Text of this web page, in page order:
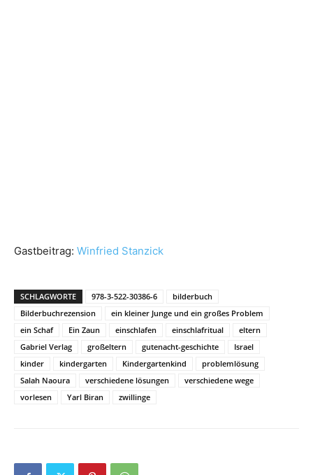
Gastbeitrag: Winfried Stanzick
SCHLAGWORTE 978-3-522-30386-6
bilderbuch
Bilderbuchrezension
ein kleiner Junge und ein großes Problem
ein Schaf
Ein Zaun einschlafen einschlafritual
eltern
Gabriel Verlag
großeltern gutenacht-geschichte
Israel
kinder
kindergarten Kindergartenkind
problemlösung
Salah Naoura
verschiedene lösungen
verschiedene wege
vorlesen
Yarl Biran zwillinge